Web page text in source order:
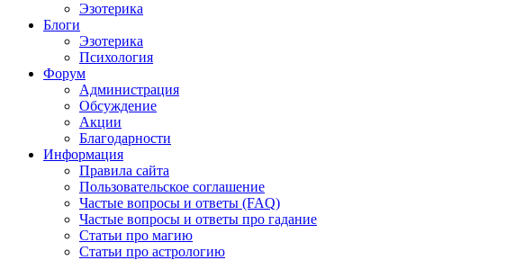
Эзотерика
Блоги
Эзотерика
Психология
Форум
Администрация
Обсуждение
Акции
Благодарности
Информация
Правила сайта
Пользовательское соглашение
Частые вопросы и ответы (FAQ)
Частые вопросы и ответы про гадание
Статьи про магию
Статьи про астрологию